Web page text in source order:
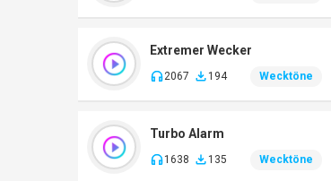
Extremer Wecker
2067 194 Wecktöne
Turbo Alarm
1638 135 Wecktöne